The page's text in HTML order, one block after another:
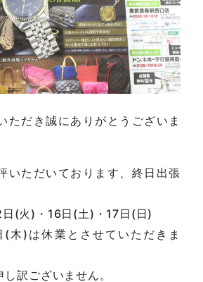
ただき誠にありがとうございま
いただいております、終日出張
(火)・16日(土)・17日(日)
木)は休業とさせていただきま
訳ございません。